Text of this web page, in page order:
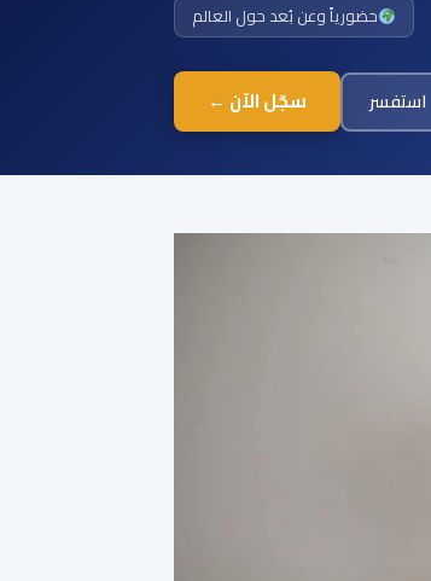
حضورياً وعن بُعد حول العالم
سجّل الآن ← استفسر